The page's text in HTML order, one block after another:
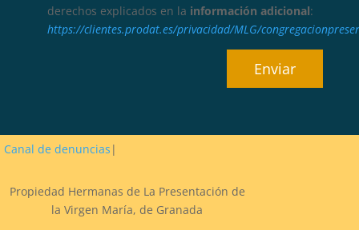
derechos explicados en la información adicional:
https://clientes.prodat.es/privacidad/MLG/
Canal de denuncias |
Propiedad Hermanas de La Presentación de
la Virgen María, de Granada